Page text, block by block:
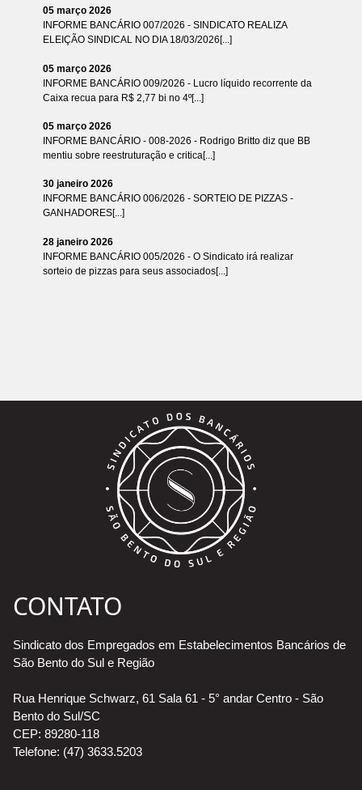
05 março 2026
INFORME BANCÁRIO 007/2026 - SINDICATO REALIZA
ELEIÇÃO SINDICAL NO DIA 18/03/2026[...]
05 março 2026
INFORME BANCÁRIO 009/2026 - Lucro líquido recorrente da
Caixa recua para R$ 2,77 bi no 4º[...]
05 março 2026
INFORME BANCÁRIO - 008-2026 - Rodrigo Britto diz que BB
mentiu sobre reestruturação e critica[...]
30 janeiro 2026
INFORME BANCÁRIO 006/2026 - SORTEIO DE PIZZAS -
GANHADORES[...]
28 janeiro 2026
INFORME BANCÁRIO 005/2026 - O Sindicato irá realizar
sorteio de pizzas para seus associados[...]
CONTATO
Sindicato dos Empregados em Estabelecimentos Bancários de
São Bento do Sul e Região
Rua Henrique Schwarz, 61 Sala 61 - 5° andar Centro - São
Bento do Sul/SC
CEP: 89280-118
Telefone: (47) 3633.5203